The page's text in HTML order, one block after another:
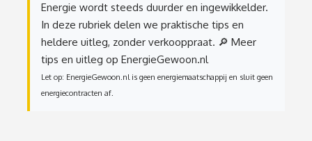
Energie wordt steeds duurder en ingewikkelder.
In deze rubriek delen we praktische tips en
heldere uitleg, zonder verkooppraat. 🔎 Meer
tips en uitleg op EnergieGewoon.nl
Let op: EnergieGewoon.nl is geen energiemaatschappij en sluit geen
energiecontracten af.